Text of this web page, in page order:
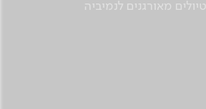
טיולים מאורגנים לנמיביה